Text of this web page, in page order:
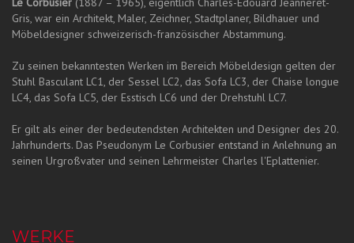
Gris, war ein Architekt, Maler, Zeichner, Stadtplaner, Bildhauer und
Möbeldesigner schweizerisch-französischer Abstammung.
Zu seinen bekanntesten Werken im Bereich Möbeldesign gelten der
Stuhl Basculant LC1, der Sessel LC2, das Sofa LC3, der Chaise longue
LC4, das Sofa LC5, der Esstisch LC6 und der Drehstuhl LC7.
Er gilt als einer der bedeutendsten Architekten und Designer des 20.
Jahrhunderts. Das Pseudonym Le Corbusier entstand in Anlehnung an
seinen Urgroßvater und seinen Lehrmeister Charles l'Eplattenier.
WERKE